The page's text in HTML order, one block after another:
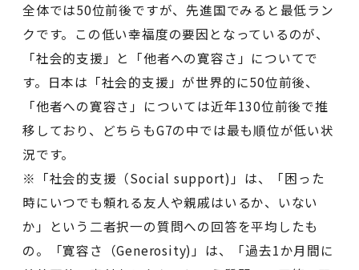
全体では50位前後ですが、先進国でみると最低ラン
クです。この低い幸福度の要因となっているのが、
「社会的支援」と「他者への寛容さ」についてで
す。日本は「社会的支援」が世界的に50位前後、
「他者への寛容さ」については近年130位前後で推
移しており、どちらもG7の中では最も順位が低い状
況です。
※「社会的支援（Social support)」は、「困った
時にいつでも頼れる友人や親戚はいるか、いない
か」という二者択一の質問への回答を平均したも
の。「寛容さ（Generosity)」は、「過去1か月間に